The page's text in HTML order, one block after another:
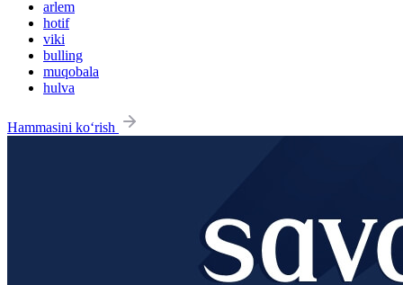
arlem
hotif
viki
bulling
muqobala
hulva
Hammasini ko‘rish